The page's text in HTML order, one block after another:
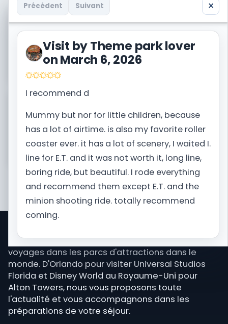
Précédent Suivant ×
Visit by Theme park lover
on March 6, 2026
I recommend d
Mummy but nor for little children, because
has a lot of airtime. is also my favorite roller
coaster ever. it has a lot of scenery, I waited I.
line for E.T. and it was not worth it, long line,
boring ride, but beautiful. I rode everything
and recommend them except E.T. and the
minion shooting ride. totally recommend
coming.
Vous avez aussi visité Universal Orlando Resort ?
Partagez votre propre trip report avec la
communauté.
Je raconte une visite
Ouvrez la fiche destination de Universal Orlando
Resort.
Je prépare mon voyage
Park Trips est un site d'informations sur les
voyages dans les parcs d'attractions dans le
monde. D'Orlando pour visiter Universal Studios
Florida et Disney World au Royaume-Uni pour
Alton Towers, nous vous proposons toute
l'actualité et vous accompagnons dans les
préparations de votre séjour.